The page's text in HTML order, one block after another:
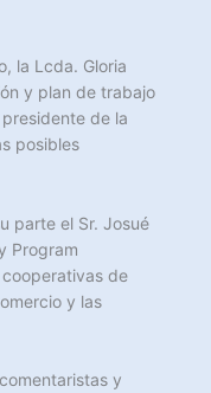
la Lcda. Gloria
y plan de trabajo
de la
posibles
parte el Sr. Josué
Program
de
y las
y